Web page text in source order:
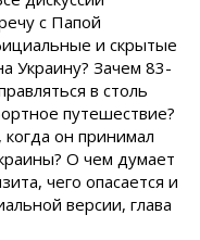
с Папой
и скрытые
Украину? Зачем 83-
в столь
путешествие?
он принимал
О чем думает
чего опасается и
версии, глава